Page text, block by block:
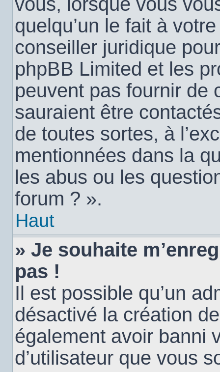
quelqu’un le fait à
conseiller juridique
phpBB Limited et les
peuvent pas fournir de
sauraient être
de toutes sortes, à
mentionnées dans la
les abus ou les
forum ? ».
Haut
» Je souhaite
pas !
Il est possible qu’un
désactivé la création
également avoir banni
d’utilisateur que vous